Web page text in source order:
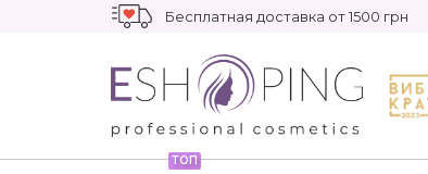
Бесплатная доставка от 1500 грн
ТОП